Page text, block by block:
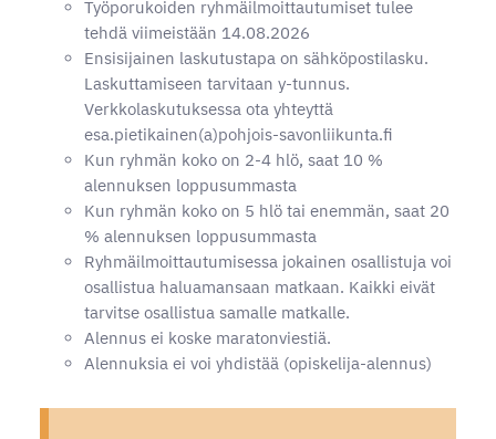
Työporukoiden ryhmäilmoittautumiset tulee
tehdä viimeistään 14.08.2026
Ensisijainen laskutustapa on sähköpostilasku.
Laskuttamiseen tarvitaan y-tunnus.
Verkkolaskutuksessa ota yhteyttä
esa.pietikainen(a)pohjois-savonliikunta.fi
Kun ryhmän koko on 2-4 hlö, saat 10 %
alennuksen loppusummasta
Kun ryhmän koko on 5 hlö tai enemmän, saat 20
% alennuksen loppusummasta
Ryhmäilmoittautumisessa jokainen osallistuja voi
osallistua haluamansaan matkaan. Kaikki eivät
tarvitse osallistua samalle matkalle.
Alennus ei koske maratonviestiä.
Alennuksia ei voi yhdistää (opiskelija-alennus)